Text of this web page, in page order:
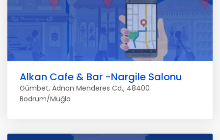
Alkan Cafe & Bar -Nargile Salonu
Gümbet, Adnan Menderes Cd., 48400
Bodrum/Muğla